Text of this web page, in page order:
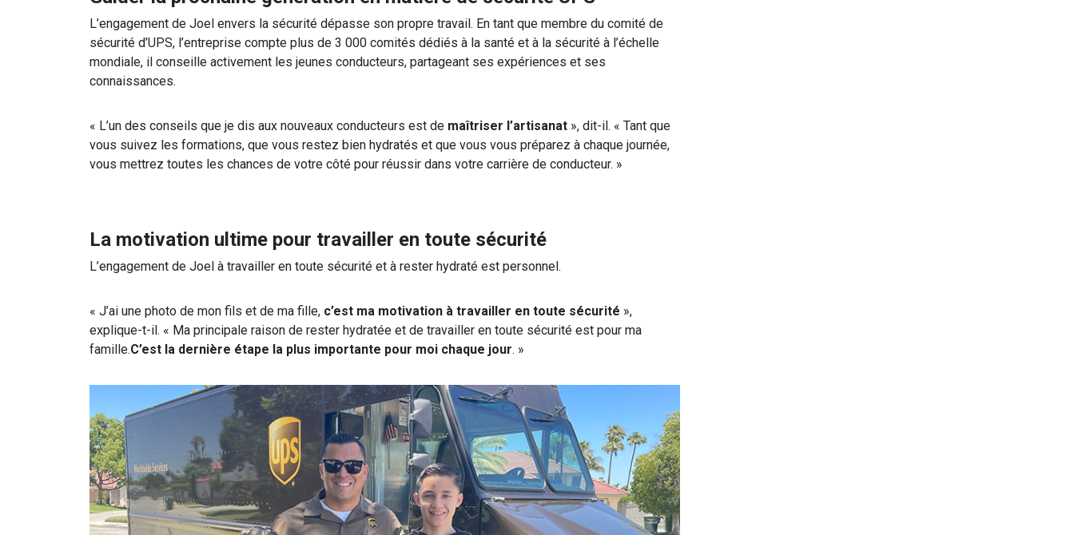
L’engagement de Joel envers la sécurité dépasse son propre travail. En tant que membre du comité de
sécurité d’UPS, l’entreprise compte plus de 3 000 comités dédiés à la santé et à la sécurité à l’échelle
mondiale, il conseille activement les jeunes conducteurs, partageant ses expériences et ses
connaissances.
« L’un des conseils que je dis aux nouveaux conducteurs est de maîtriser l’artisanat », dit-il. « Tant que
vous suivez les formations, que vous restez bien hydratés et que vous vous préparez à chaque journée,
vous mettrez toutes les chances de votre côté pour réussir dans votre carrière de conducteur. »
La motivation ultime pour travailler en toute sécurité
L’engagement de Joel à travailler en toute sécurité et à rester hydraté est personnel.
« J’ai une photo de mon fils et de ma fille, c’est ma motivation à travailler en toute sécurité »,
explique-t-il. « Ma principale raison de rester hydratée et de travailler en toute sécurité est pour ma
famille.C’est la dernière étape la plus importante pour moi chaque jour. »